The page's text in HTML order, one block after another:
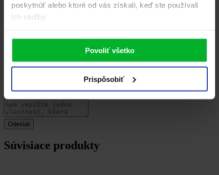
poskytnúť alebo ktoré od vás získali, keď ste používali
ich služby.
Povoliť všetko
Prispôsobiť
Súvisiace produkty